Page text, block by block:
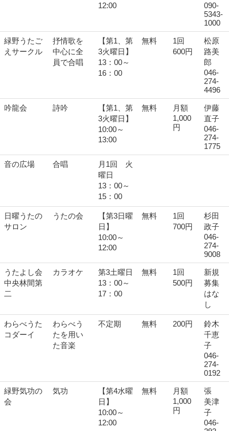
12:00
090-
5343-
1000
緑野うたご
えサークル
抒情歌を
中心に全
員で合唱
【第1、第
3火曜日】
13：00～
16：00
無料
1回
600円
松原
路美
郎
046-
274-
4496
吟龍会 詩吟
【第1、第
3火曜日】
10:00～
13:00
無料
月額
1,000
円
伊藤
直子
046-
274-
1775
音の広場 合唱
月1回 火
曜日
13：00～
15：00
日曜うたの
サロン
うたの会
【第3日曜
日】
10:00～
12:00
無料
1回
700円
杉田
政子
046-
274-
9008
うたよし会
中央林間第
二
カラオケ
第3土曜日
13：00～
17：00
無料
1回
500円
新規
募集
はな
し
わらべうた
コダーイ
わらべう
たを用い
た音楽
不定期 無料 200円
鈴木
千恵
子
046-
274-
0192
緑野気功の
会
気功
【第4水曜
日】
10:00～
12:00
無料
月額
1,000
円
張
美津
子
046-